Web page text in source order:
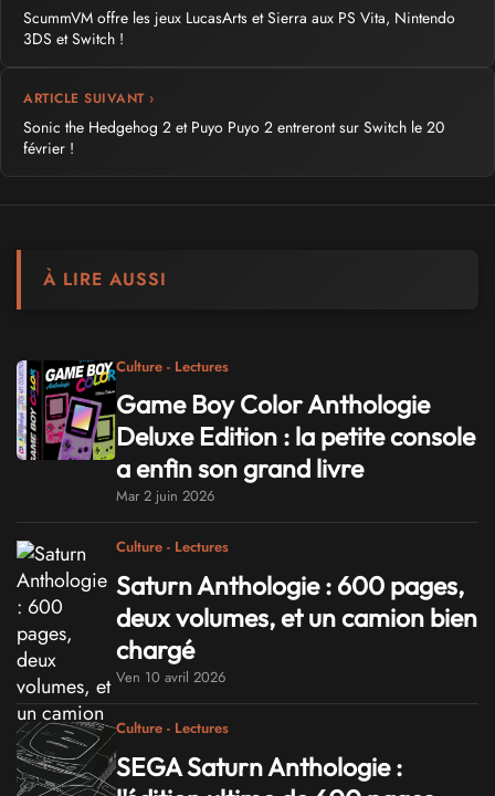
ScummVM offre les jeux LucasArts et Sierra aux PS Vita, Nintendo
3DS et Switch !
ARTICLE SUIVANT ›
Sonic the Hedgehog 2 et Puyo Puyo 2 entreront sur Switch le 20
février !
À LIRE AUSSI
Culture - Lectures
Game Boy Color Anthologie
Deluxe Edition : la petite console
a enfin son grand livre
Mar 2 juin 2026
Culture - Lectures
Saturn Anthologie : 600 pages,
deux volumes, et un camion bien
chargé
Ven 10 avril 2026
Culture - Lectures
SEGA Saturn Anthologie :